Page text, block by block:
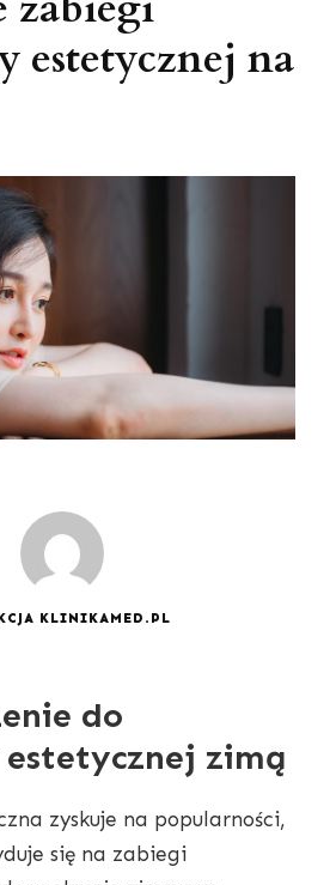
estetycznej na
KLINIKAMED.PL
do
zimą
zyskuje na popularności,
się na zabiegi